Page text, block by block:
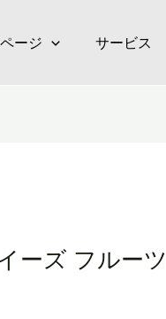
ージ サービス
ーズ フルーツ